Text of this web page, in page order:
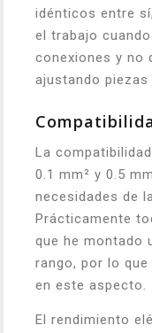
idénticos entre
el trabajo
conexiones y no
ajustando
La
0.1 mm² y 0.5
necesidades de
Prácticamente
que he montado
rango, por lo
en este aspecto.
El rendimiento